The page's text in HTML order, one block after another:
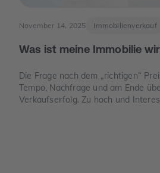
November 14, 2025 Immobilienverkauf
Was ist meine Immobilie
Die Frage nach dem „richtigen“
Tempo, Nachfrage und am Ende
Verkaufserfolg. Zu hoch und